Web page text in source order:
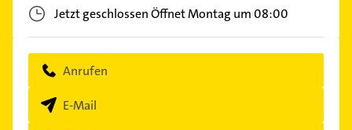
Jetzt geschlossenÖffnet Montag um 08:00
Anrufen
E-Mail